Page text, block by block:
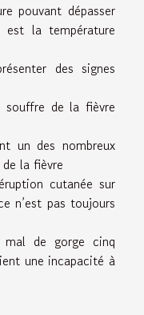
pouvant dépasser
la température
des signes
de la fièvre
un des nombreux
la fièvre
cutanée sur
n’est pas toujours
de gorge cinq
une incapacité à